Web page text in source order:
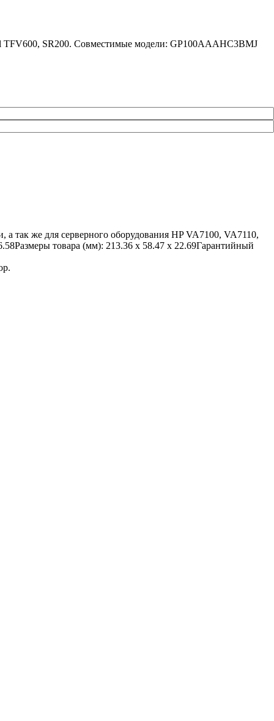
TFV600, SR200. Совместимые модели: GP100AAAHC3BMJ
так же для серверного оборудования HP VA7100, VA7110,
товара (мм): 213.36 x 58.47 x 22.69Гарантийный